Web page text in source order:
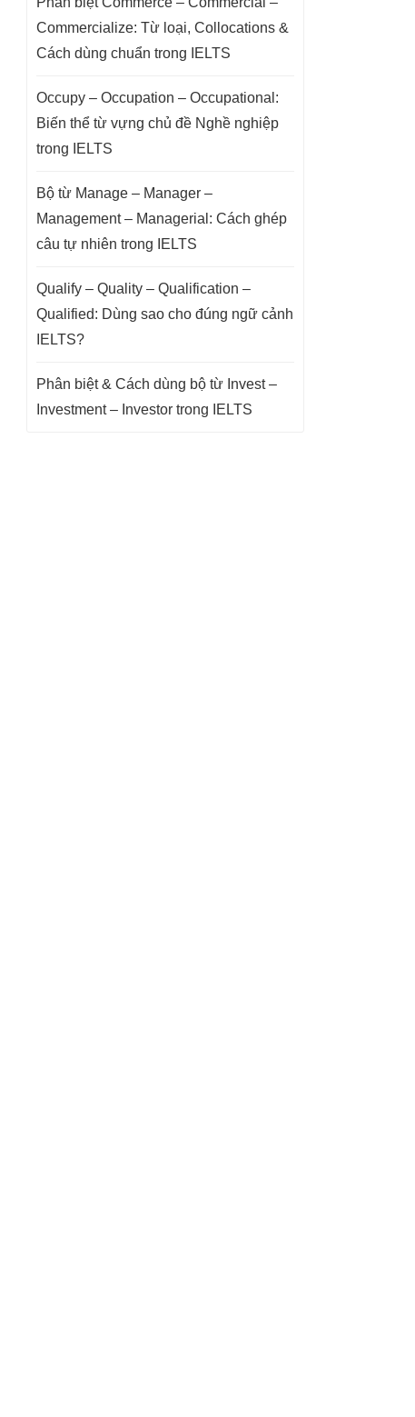
Commercialize: Từ loại, Collocations &
Cách dùng chuẩn trong IELTS
Occupy – Occupation – Occupational:
Biến thể từ vựng chủ đề Nghề nghiệp
trong IELTS
Bộ từ Manage – Manager –
Management – Managerial: Cách ghép
câu tự nhiên trong IELTS
Qualify – Quality – Qualification –
Qualified: Dùng sao cho đúng ngữ cảnh
IELTS?
Phân biệt & Cách dùng bộ từ Invest –
Investment – Investor trong IELTS